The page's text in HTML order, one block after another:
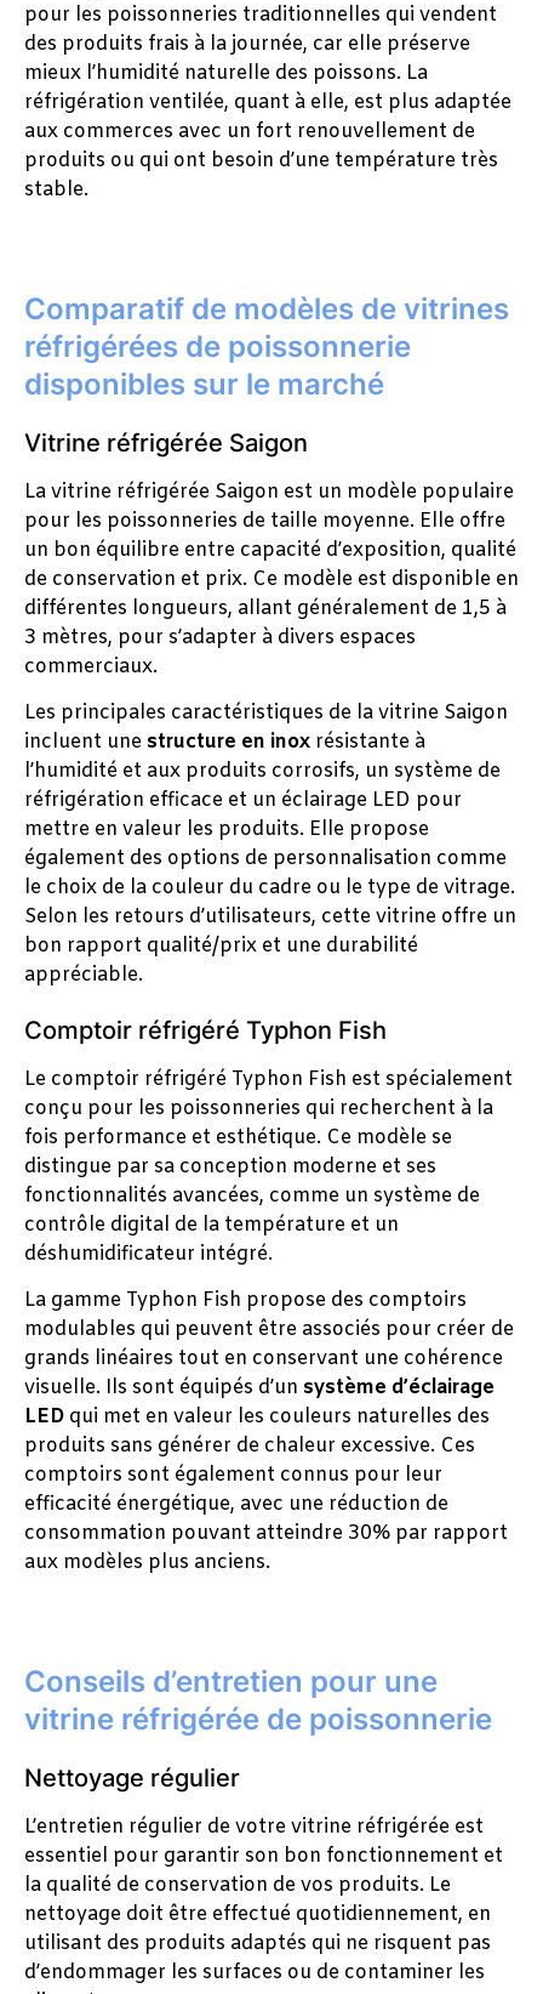
pour les poissonneries traditionnelles qui vendent
des produits frais à la journée, car elle préserve
mieux l’humidité naturelle des poissons. La
réfrigération ventilée, quant à elle, est plus adaptée
aux commerces avec un fort renouvellement de
produits ou qui ont besoin d’une température très
stable.
Comparatif de modèles de vitrines
réfrigérées de poissonnerie
disponibles sur le marché
Vitrine réfrigérée Saigon
La vitrine réfrigérée Saigon est un modèle populaire
pour les poissonneries de taille moyenne. Elle offre
un bon équilibre entre capacité d’exposition, qualité
de conservation et prix. Ce modèle est disponible en
différentes longueurs, allant généralement de 1,5 à
3 mètres, pour s’adapter à divers espaces
commerciaux.
Les principales caractéristiques de la vitrine Saigon
incluent une structure en inox résistante à
l’humidité et aux produits corrosifs, un système de
réfrigération efficace et un éclairage LED pour
mettre en valeur les produits. Elle propose
également des options de personnalisation comme
le choix de la couleur du cadre ou le type de vitrage.
Selon les retours d’utilisateurs, cette vitrine offre un
bon rapport qualité/prix et une durabilité
appréciable.
Comptoir réfrigéré Typhon Fish
Le comptoir réfrigéré Typhon Fish est spécialement
conçu pour les poissonneries qui recherchent à la
fois performance et esthétique. Ce modèle se
distingue par sa conception moderne et ses
fonctionnalités avancées, comme un système de
contrôle digital de la température et un
déshumidificateur intégré.
La gamme Typhon Fish propose des comptoirs
modulables qui peuvent être associés pour créer de
grands linéaires tout en conservant une cohérence
visuelle. Ils sont équipés d’un système d’éclairage
LED qui met en valeur les couleurs naturelles des
produits sans générer de chaleur excessive. Ces
comptoirs sont également connus pour leur
efficacité énergétique, avec une réduction de
consommation pouvant atteindre 30% par rapport
aux modèles plus anciens.
Conseils d’entretien pour une
vitrine réfrigérée de poissonnerie
Nettoyage régulier
L’entretien régulier de votre vitrine réfrigérée est
essentiel pour garantir son bon fonctionnement et
la qualité de conservation de vos produits. Le
nettoyage doit être effectué quotidiennement, en
utilisant des produits adaptés qui ne risquent pas
d’endommager les surfaces ou de contaminer les